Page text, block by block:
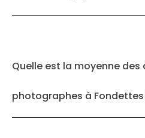
Quelle est la moyenne
photographes à Fondettes